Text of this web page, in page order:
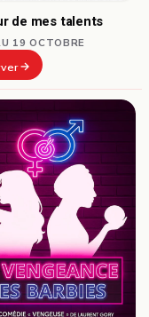
de mes talents
19 OCTOBRE